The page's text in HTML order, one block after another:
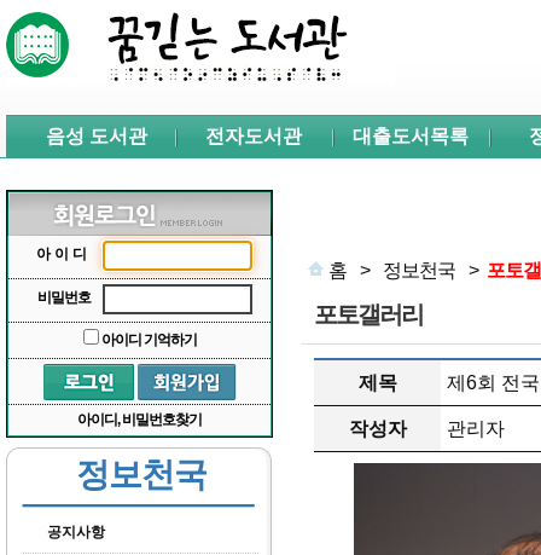
주메뉴 바로가기
서브메뉴 바로가기
음성 도서관 전자도서관 대출도서목록
아이디
비밀번호
아이디 기억하기
아이디, 비밀번호찾기
정보천국
공지사항
홈 > 정보천국 > 포토
포토갤러리
제목 제6회 전
작성자 관리자